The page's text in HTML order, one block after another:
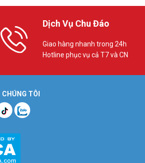
Dịch Vụ Chu Đáo
Giao hàng nhanh trong 24h
Hotline phục vụ cả T7 và CN
CHÚNG TÔI